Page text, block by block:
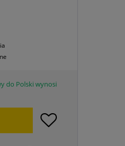
do Polski wynosi